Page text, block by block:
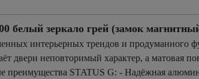
зеркало грей (замок
интерьерных трендов и продуманного
двери неповторимый характер, а матовая
преимущества STATUS G: - Надёжная